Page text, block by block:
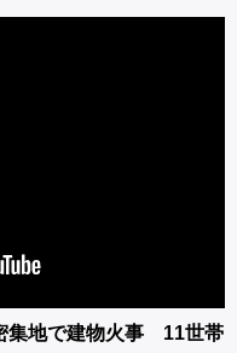
集地で建物火事 11世帯